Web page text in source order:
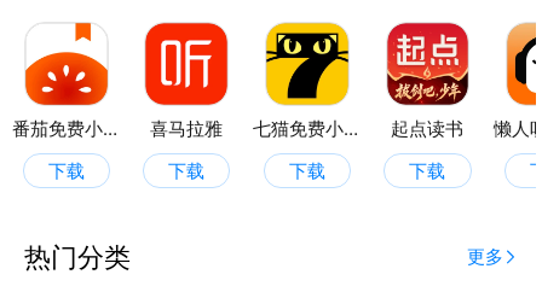
番茄免费小说
下载
喜马拉雅
下载
七猫免费小说
下载
起点读书
下载
热门分类 更多